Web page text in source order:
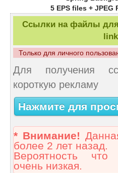
5 EPS files + JPEG
Ссылки на файлы для
Только для личного
Для получения
короткую рекламу
Нажмите для
* Внимание!
более 2 лет назад.
Вероятность
очень низкая.